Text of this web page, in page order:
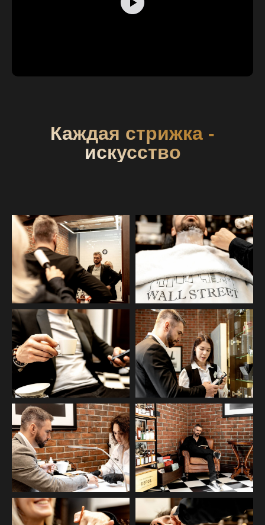
Каждая стрижка -
искусство